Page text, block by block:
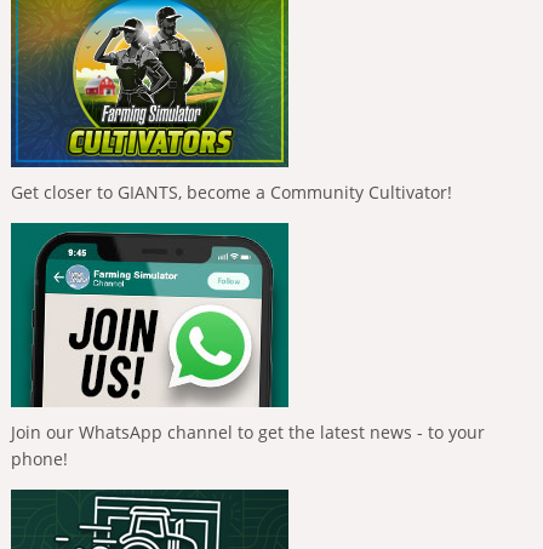
Get closer to GIANTS, become a Community Cultivator!
Join our WhatsApp channel to get the latest news - to your
phone!